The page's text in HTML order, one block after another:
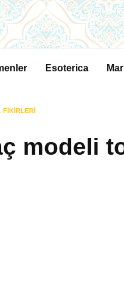
Esoterica
FIKIRLERI
modeli